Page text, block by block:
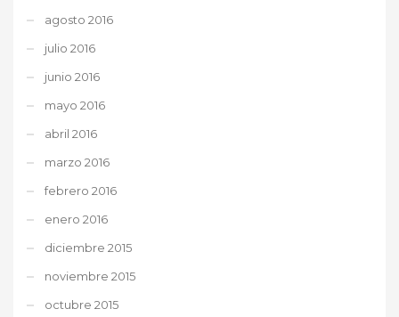
agosto 2016
julio 2016
junio 2016
mayo 2016
abril 2016
marzo 2016
febrero 2016
enero 2016
diciembre 2015
noviembre 2015
octubre 2015